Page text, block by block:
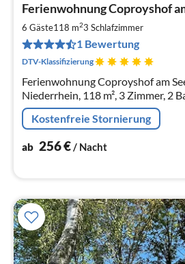
Ferienwohnung Coproyshof
6 Gäste118 m23 Schlafzimmer
1 Bewertung
DTV-Klassifizierung
Ferienwohnung Coproyshof am
Niederrhein, 118 m², 3 Zimmer, 2
6 Personen.
Kostenfreie Stornierung
ab 256€/ Nacht